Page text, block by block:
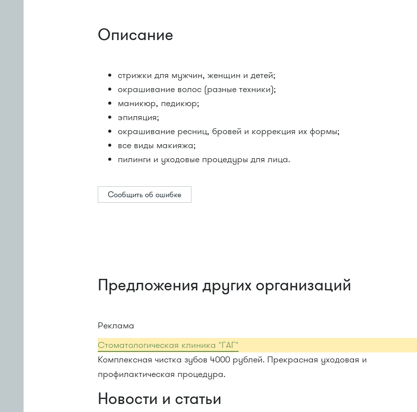
Описание
стрижки для мужчин, женщин и детей;
окрашивание волос (разные техники);
маникюр, педикюр;
эпиляция;
окрашивание ресниц, бровей и коррекция их формы;
все виды макияжа;
пилинги и уходовые процедуры для лица.
Сообщить об ошибке
Предложения других организаций
Реклама
Стоматологическая клиника "ГАГ"
Комплексная чистка зубов 4000 рублей. Прекрасная уходовая и
профилактическая процедура.
Новости и статьи